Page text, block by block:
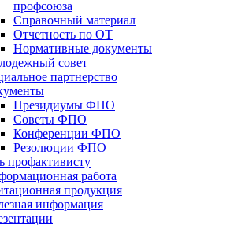
профсоюза
Справочный материал
Отчетность по ОТ
Нормативные документы
совет
партнерство
Президиумы ФПО
Советы ФПО
Конференции ФПО
Резолюции ФПО
профактивисту
работа
продукция
информация